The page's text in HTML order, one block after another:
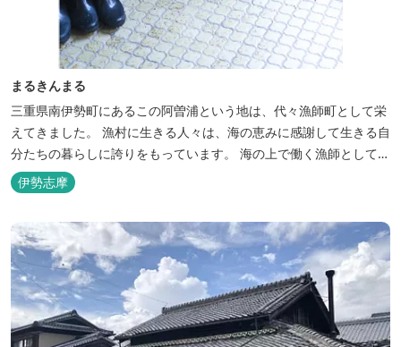
まるきんまる
三重県南伊勢町にあるこの阿曽浦という地は、代々漁師町として栄
えてきました。 漁村に生きる人々は、海の恵みに感謝して生きる自
分たちの暮らしに誇りをもっています。 海の上で働く漁師として、
自然とのかかわりを次世代につなぐ役割を果たすためにゲストハウ
スを始めました。 当ゲストハウスは一棟貸しです。 二階建ての一
す。
伊勢志摩